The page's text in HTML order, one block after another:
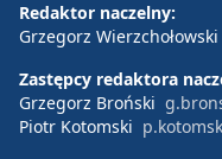
Redaktor naczelny:
Grzegorz Wierzchołowski
Zastępcy redaktora
Grzegorz Broński
Piotr Kotomski